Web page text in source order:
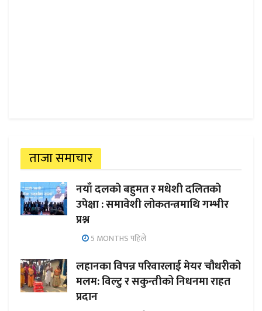
ताजा समाचार
नयाँ दलको बहुमत र मधेशी दलितको
उपेक्षा : समावेशी लोकतन्त्रमाथि गम्भीर
प्रश्न
5 MONTHS पहिले
लहानका विपन्न परिवारलाई मेयर चौधरीको
मलम: विल्टु र सकुन्तीको निधनमा राहत
प्रदान